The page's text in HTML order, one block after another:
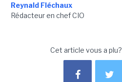
Reynald Fléchaux
Rédacteur en chef CIO
Cet article vous a plu?